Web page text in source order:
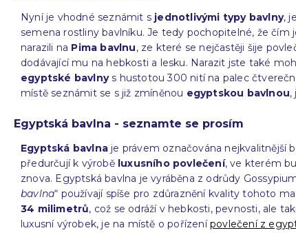
Nyní je vhodné seznámit s jednotlivými typy bavlny,
semena rostliny bavlníku. Je tedy pochopitelné, že čím
narazili na Pima bavlnu, ze které se nejčastěji šije
dodávající mu na hebkosti a lesku. Narazit jste také
egyptské bavlnys hustotou 300 nití na palec
místě seznámit se s již zmíněnou egyptskou bavlnou,
Egyptská bavlna - seznamte se prosím
Egyptská bavlna je právem označována nejkvalitnější
předurčují k výrobě luxusního povlečení, ve kterém
znova. Egyptská bavlna je vyráběna z odrůdy
bavlna“ používají spíše pro zdůraznění kvality tohoto
34 milimetrů, což se odráží v hebkosti, pevnosti, ale
luxusní výrobek, je na místě o pořízenípovlečení z